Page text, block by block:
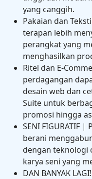
yang canggih.
Pakaian dan
terapan lebih
perangkat yang
menghasilkan
Ritel dan E-
perdagangan
desain web dan
Suite untuk
promosi hingga
SENI FIGURATIF
berani
dengan teknologi
karya seni yang
DAN BANYAK LAGI!